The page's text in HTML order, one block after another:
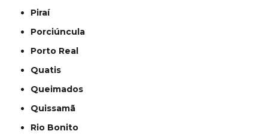
Piraí
Porciúncula
Porto Real
Quatis
Queimados
Quissamã
Rio Bonito